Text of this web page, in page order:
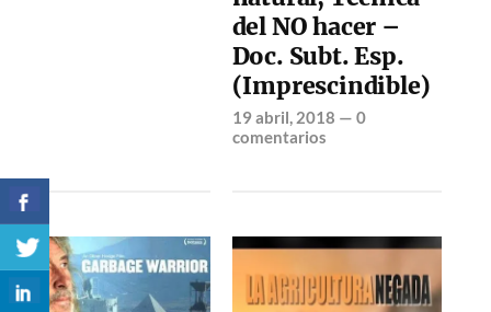
del NO hacer –
Doc. Subt. Esp.
(Imprescindible)
19 abril, 2018 — 0
comentarios